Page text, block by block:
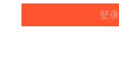
登录